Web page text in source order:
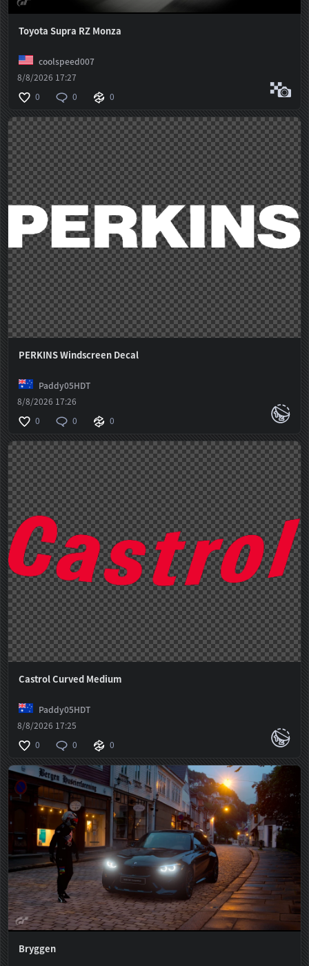
Toyota Supra RZ Monza
coolspeed007
8/8/2026 17:27
0
0 0
PERKINS Windscreen Decal
Paddy05HDT
8/8/2026 17:26
0
0 0
Castrol Curved Medium
Paddy05HDT
8/8/2026 17:25
0
0 0
Bryggen